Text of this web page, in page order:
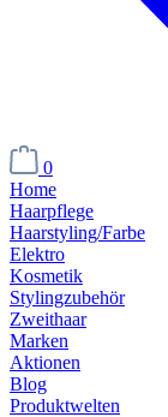
0
Home
Haarpflege
Haarstyling/Farbe
Elektro
Kosmetik
Stylingzubehör
Zweithaar
Marken
Aktionen
Blog
Produktwelten